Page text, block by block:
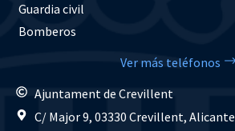
Guardia civil
Bomberos
Ver más teléfonos
Ajuntament de Crevillent
C/ Major 9, 03330 Crevillent, Alicante